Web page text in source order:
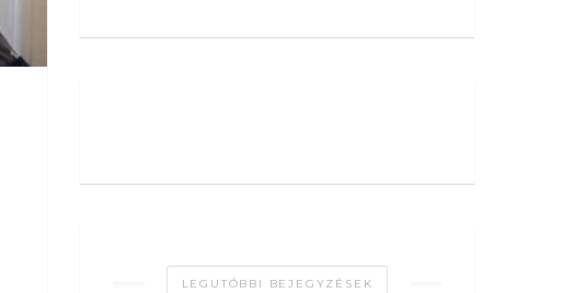
LEGUTÓBBI BEJEGYZÉSEK